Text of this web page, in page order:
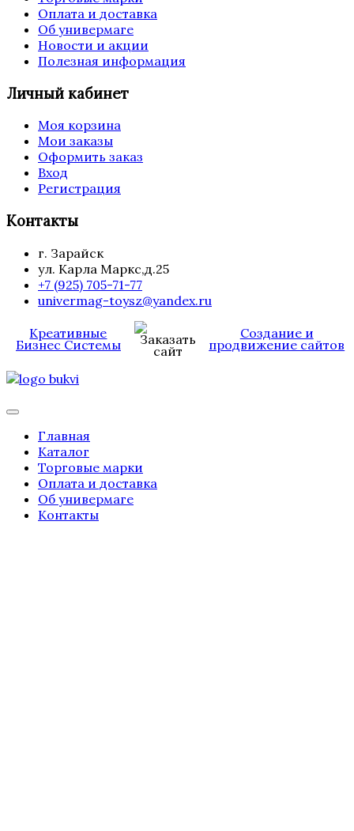
Оплата и доставка
Об универмаге
Новости и акции
Полезная информация
Личный кабинет
Моя корзина
Мои заказы
Оформить заказ
Вход
Регистрация
Контакты
г. Зарайск
ул. Карла Маркс,д.25
+7 (925) 705-71-77
univermag-toysz@yandex.ru
Креативные
Бизнес Системы
Создание и
продвижение сайтов
Главная
Каталог
Торговые марки
Оплата и доставка
Об универмаге
Контакты